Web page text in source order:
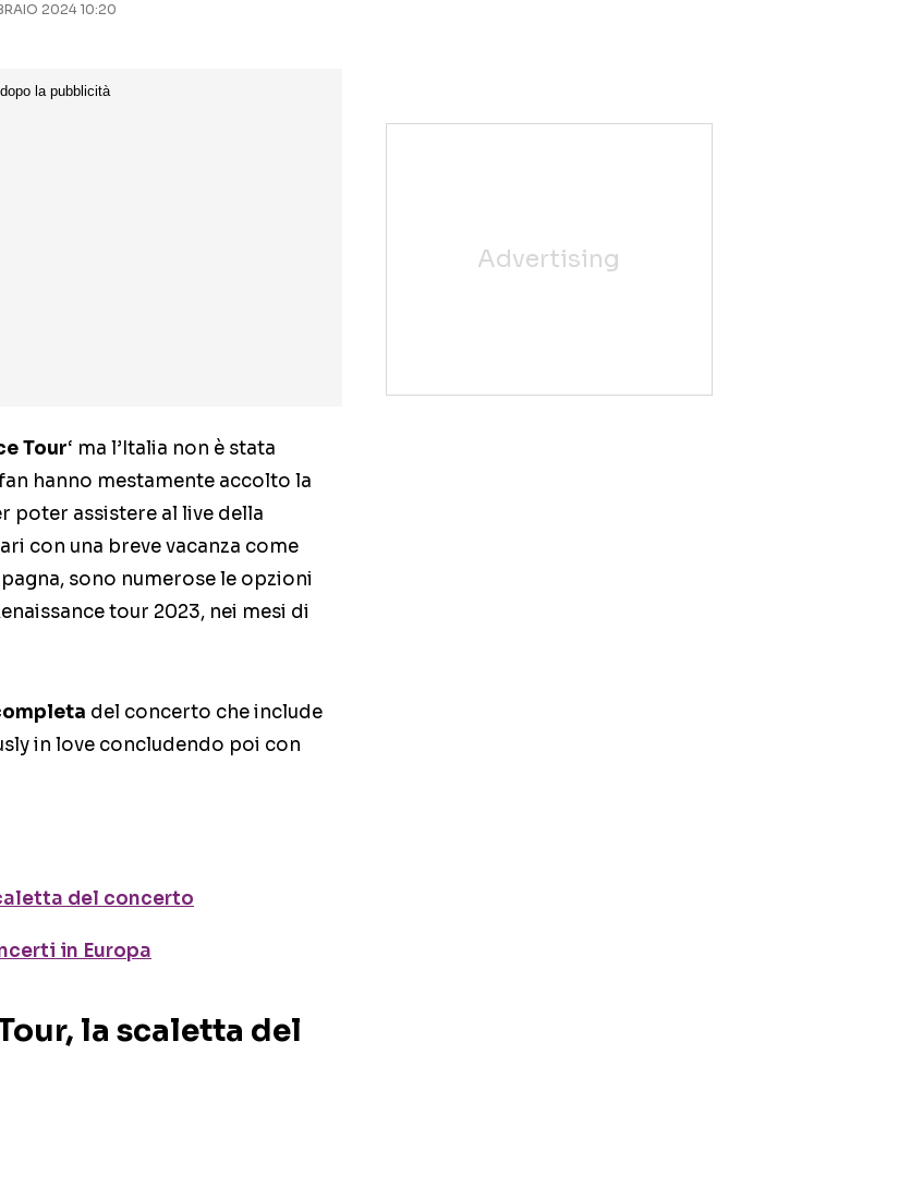
2024 10:20
Tour‘ ma l’Italia non è stata
hanno mestamente accolto la
poter assistere al live della
con una breve vacanza come
sono numerose le opzioni
tour 2023, nei mesi di
del concerto che include
in love concludendo poi con
del concerto
in Europa
la scaletta del